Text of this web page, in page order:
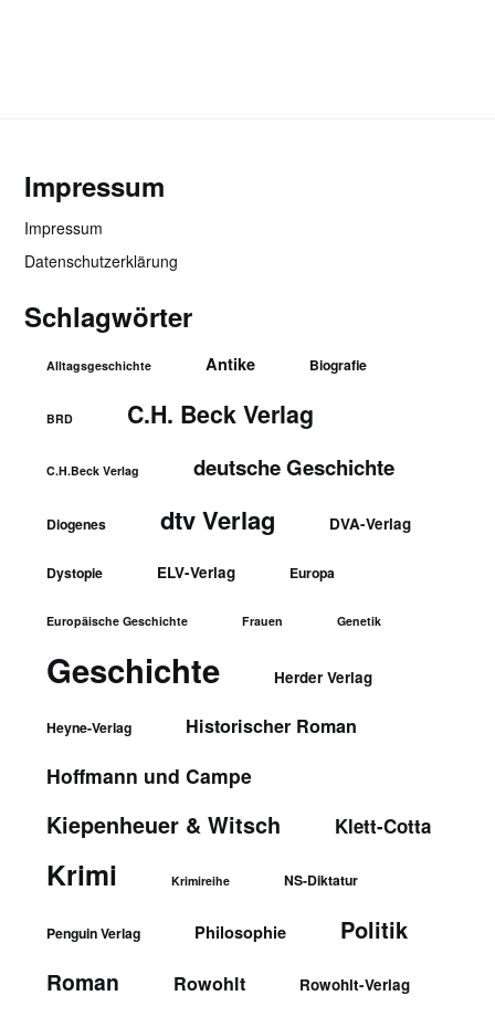
Impressum
Impressum
Datenschutzerklärung
Schlagwörter
Alltagsgeschichte Antike Biografie
BRD C.H. Beck Verlag
C.H.Beck Verlag deutsche Geschichte
Diogenes dtv Verlag DVA-Verlag
Dystopie ELV-Verlag Europa
Europäische Geschichte Frauen Genetik
Geschichte Herder Verlag
Heyne-Verlag Historischer Roman
Hoffmann und Campe
Kiepenheuer & Witsch Klett-Cotta
Krimi Krimireihe NS-Diktatur
Penguin Verlag Philosophie Politik
Roman Rowohlt Rowohlt-Verlag